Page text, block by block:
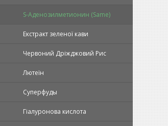
S-Аденозилметионин (Same)
Екстракт зеленої кави
Червоний Дріжджовий Рис
Лютеїн
Суперфуды
Гіалуронова кислота